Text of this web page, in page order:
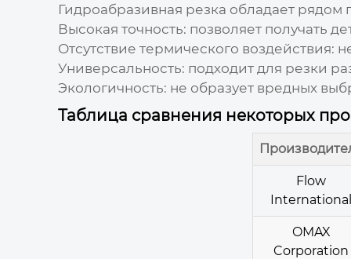
Гидроабразивная резка обладает
Высокая точность: позволяет получать
Отсутствие термического
Универсальность: подходит для резки
Экологичность: не образует вредных
Таблица сравнения некоторых
Flow
International
OMAX
Corporation